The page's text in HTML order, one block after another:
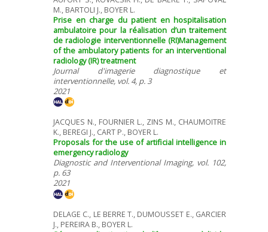
M., BARTOLI J., BOYER L.
Prise en charge du patient en hospitalisation
ambulatoire pour la réalisation d’un traitement
de radiologie interventionnelle (RI)Management
of the ambulatory patients for an interventional
radiology (IR) treatment
Journal d'imagerie diagnostique et
interventionnelle, vol. 4, p. 3
2021
JACQUES N., FOURNIER L., ZINS M., CHAUMOITRE
K., BEREGI J., CART P., BOYER L.
Proposals for the use of artificial intelligence in
emergency radiology
Diagnostic and Interventional Imaging, vol. 102,
p. 63
2021
DELAGE C., LE BERRE T., DUMOUSSET E., GARCIER
J., PEREIRA B., BOYER L.